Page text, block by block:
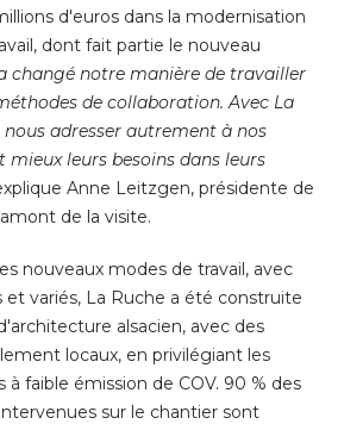
d'euros dans la modernisation
dont fait partie le nouveau
changé notre manière de travailler
de collaboration. Avec La
nous adresser autrement à nos
mieux leurs besoins dans leurs
Anne Leitzgen, présidente de
de la visite.
nouveaux modes de travail, avec
et variés, La Ruche a été construite
alsacien, avec des
locaux, en privilégiant les
à faible émission de COV. 90 % des
sur le chantier sont